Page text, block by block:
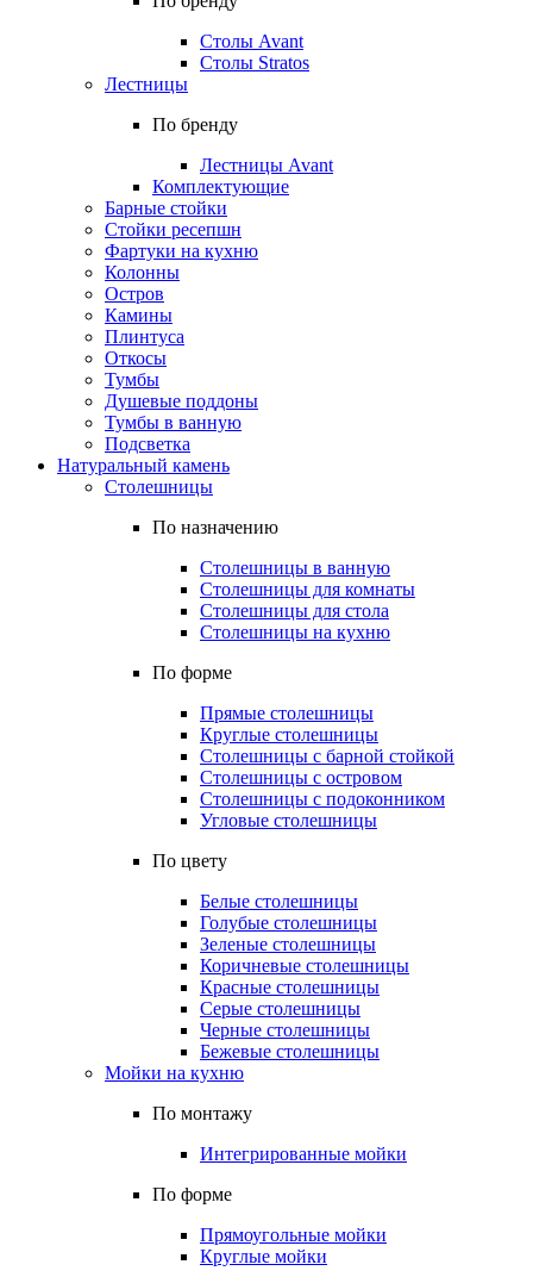
Столы Avant
Столы Stratos
Лестницы
По бренду
Лестницы Avant
Комплектующие
Барные стойки
Стойки ресепшн
Фартуки на кухню
Колонны
Остров
Камины
Плинтуса
Откосы
Тумбы
Душевые поддоны
Тумбы в ванную
Подсветка
Натуральный камень
Столешницы
По назначению
Столешницы в ванную
Столешницы для комнаты
Столешницы для стола
Столешницы на кухню
По форме
Прямые столешницы
Круглые столешницы
Столешницы с барной стойкой
Столешницы с островом
Столешницы с подоконником
Угловые столешницы
По цвету
Белые столешницы
Голубые столешницы
Зеленые столешницы
Коричневые столешницы
Красные столешницы
Серые столешницы
Черные столешницы
Бежевые столешницы
Мойки на кухню
По монтажу
Интегрированные мойки
По форме
Прямоугольные мойки
Круглые мойки